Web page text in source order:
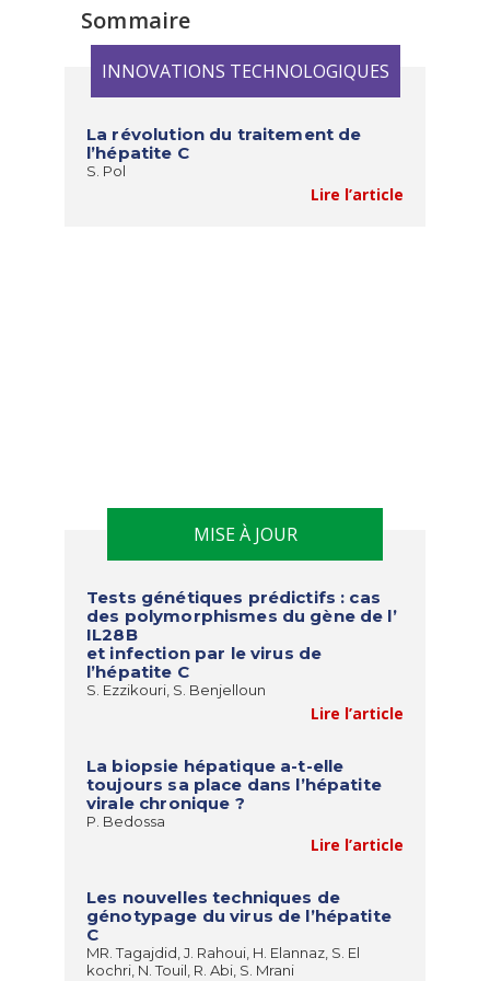
Sommaire
INNOVATIONS TECHNOLOGIQUES
La révolution du traitement de
l’hépatite C
S. Pol
Lire l’article
MISE À JOUR
Tests génétiques prédictifs : cas
des polymorphismes du gène de l’
IL28B
et infection par le virus de
l’hépatite C
S. Ezzikouri, S. Benjelloun
Lire l’article
La biopsie hépatique a-t-elle
toujours sa place dans l’hépatite
virale chronique ?
P. Bedossa
Lire l’article
Les nouvelles techniques de
génotypage du virus de l’hépatite
C
MR. Tagajdid, J. Rahoui, H. Elannaz, S. El
kochri, N. Touil, R. Abi, S. Mrani